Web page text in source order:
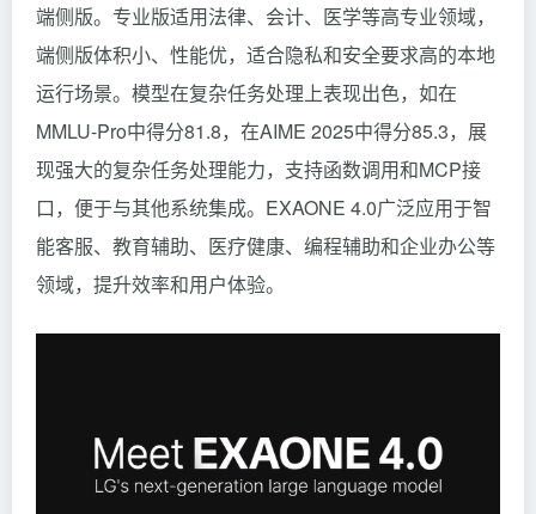
端侧版。专业版适用法律、会计、医学等高专业领域，
端侧版体积小、性能优，适合隐私和安全要求高的本地
运行场景。模型在复杂任务处理上表现出色，如在
MMLU-Pro中得分81.8，在AIME 2025中得分85.3，展
现强大的复杂任务处理能力，支持函数调用和MCP接
口，便于与其他系统集成。EXAONE 4.0广泛应用于智
能客服、教育辅助、医疗健康、编程辅助和企业办公等
领域，提升效率和用户体验。